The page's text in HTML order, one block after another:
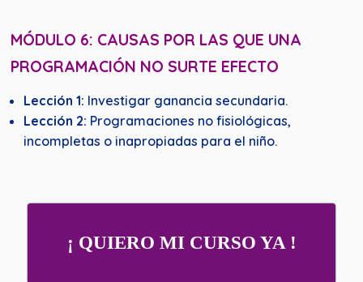
MÓDULO 6: CAUSAS POR LAS QUE UNA
PROGRAMACIÓN NO SURTE EFECTO
Lección 1: Investigar ganancia secundaria.
Lección 2: Programaciones no fisiológicas,
incompletas o inapropiadas para el niño.
¡ QUIERO MI CURSO YA !